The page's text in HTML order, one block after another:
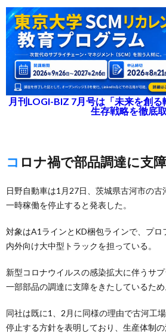
月刊LOGI-BIZ 7月号は「未来を創
生存戦略を徹底
コロナ禍で部品調達に支
日野自動車は1月27日、茨城県古河市の
一時稼働を停止すると発表した。
対象はA1ラインとKD梱包ラインで、プロ
内外向け大中型トラックを担っている。
新型コロナウイルスの感染拡大に伴うサプ
一部部品の調達に支障をきたしているため
同社は既に1、2月に同様の理由で古河工
停止する方針を表明しており、生産体制の